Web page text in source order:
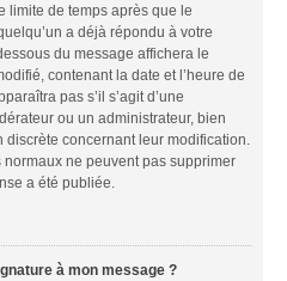
limite de temps après que le
a déjà répondu à votre
du message affichera le
contenant la date et l’heure de
pas s’il s’agit d’une
ou un administrateur, bien
discrète concernant leur modification.
ne peuvent pas supprimer
a été publiée.
à mon message ?